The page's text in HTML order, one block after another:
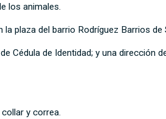
los animales.
plaza del barrio Rodríguez Barrios de
Cédula de Identidad; y una dirección
y correa.